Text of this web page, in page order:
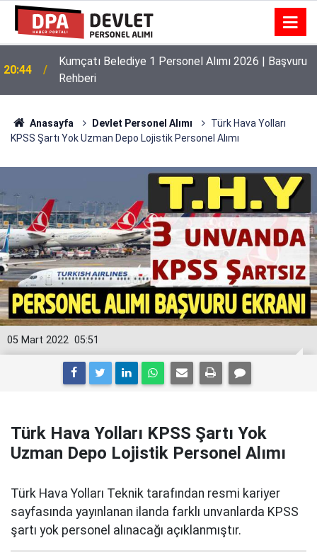
20:44
Kumçatı Belediye 1 Personel Alımı 2026 | Başvuru
Rehberi
Anasayfa Devlet Personel Alımı
Türk Hava Yolları
KPSS Şartı Yok Uzman Depo Lojistik Personel Alımı
05:51
05 Mart 2022
Türk Hava Yolları KPSS Şartı Yok
Uzman Depo Lojistik Personel Alımı
Türk Hava Yolları Teknik tarafından resmi kariyer
sayfasında yayınlanan ilanda farklı unvanlarda KPSS
şartı yok personel alınacağı açıklanmıştır.